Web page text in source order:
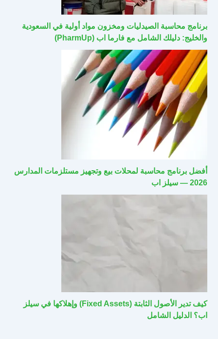
برنامج محاسبة الصيدليات ومخزون مواد أولية في السعودية
والخليج: دليلك الشامل مع فارما اب (PharmUp)
أفضل برنامج محاسبة لمحلات بيع وتجهيز مستلزمات المدارس
2026 — سيلز اب
كيف تدير الأصول الثابتة (Fixed Assets) وإهلاكها في سيلز
اب؟ الدليل الشامل